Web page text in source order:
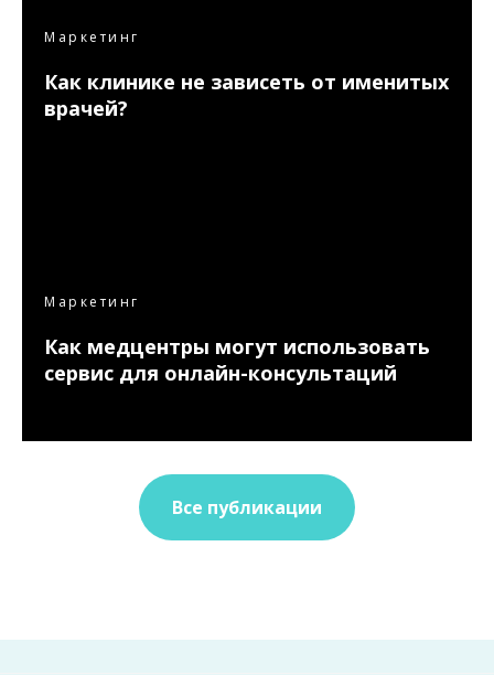
Маркетинг
Как клинике не зависеть от именитых
врачей?
Маркетинг
Как медцентры могут использовать
сервис для онлайн-консультаций
Все публикации